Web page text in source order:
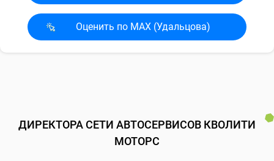
Оценить по MAX (Удальцова)
ДИРЕКТОРА СЕТИ АВТОСЕРВИСОВ КВОЛИТИ
МОТОРС